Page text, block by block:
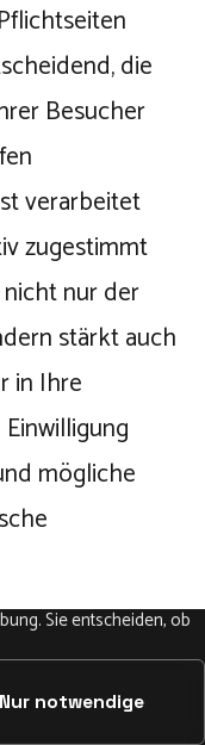
die
Besucher
verarbeitet
zugestimmt
nur der
stärkt auch
in Ihre
mögliche
Sie Cookie-
Sie entscheiden, ob
Nur notwendige